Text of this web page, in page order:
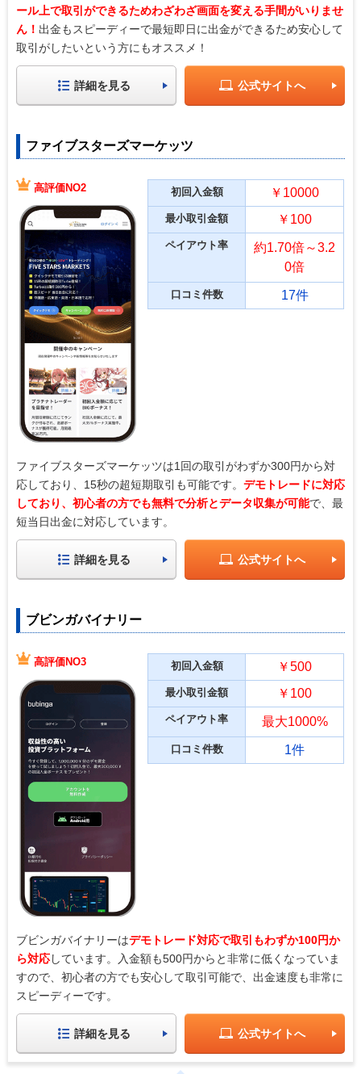
ール上で取引ができるためわざわざ画面を変える手間がいりませ
ん！ 出金もスピーディーで最短即日に出金ができるため安心して
取引がしたいという方にもオススメ！
詳細を見る 公式サイトへ
ファイブスターズマーケッツ
高評価NO2 初回入金額 ￥10000
最小取引金額 ￥100
ペイアウト率
約1.70倍～3.2
0倍
口コミ件数 17件
ファイブスターズマーケッツは1回の取引がわずか300円から対
応しており、15秒の超短期取引も可能です。 デモトレードに対応
しており、初心者の方でも無料で分析とデータ収集が可能で、最
短当日出金に対応しています。
詳細を見る 公式サイトへ
ブビンガバイナリー
高評価NO3 初回入金額 ￥500
最小取引金額 ￥100
ペイアウト率 最大1000%
口コミ件数 1件
ブビンガバイナリーはデモトレード対応で取引もわずか100円か
ら対応しています。入金額も500円からと非常に低くなっていま
すので、初心者の方でも安心して取引可能で、出金速度も非常に
スピーディーです。
詳細を見る 公式サイトへ